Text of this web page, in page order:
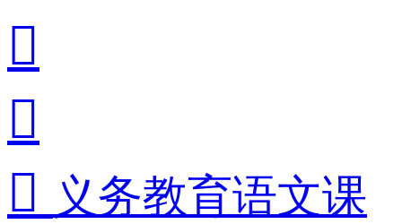


 义务教育语文课